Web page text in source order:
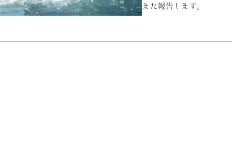
また報告します。